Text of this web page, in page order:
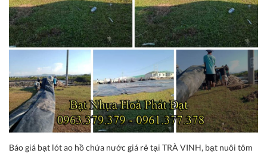
Báo giá bạt lót ao hồ chứa nước giá rẻ tại TRÀ VINH, bạt nuôi tôm